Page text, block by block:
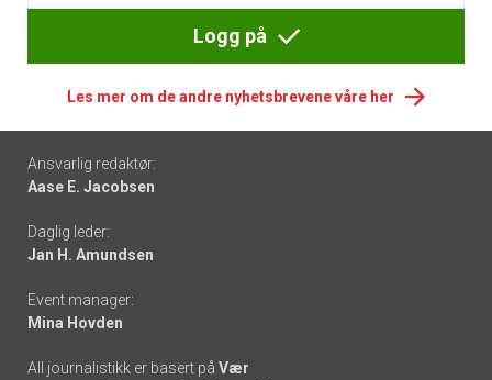
Logg på
Les mer om de andre nyhetsbrevene våre her
Footer
-
links
Ansvarlig redaktør:
Aase E. Jacobsen
Daglig leder:
Jan H. Amundsen
Event manager:
Mina Hovden
All journalistikk er basert på Vær